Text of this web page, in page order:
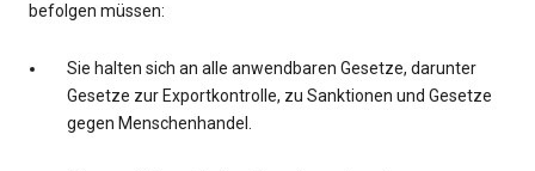
befolgen müssen:
Sie halten sich an alle anwendbaren Gesetze, darunter
Gesetze zur Exportkontrolle, zu Sanktionen und Gesetze
gegen Menschenhandel.